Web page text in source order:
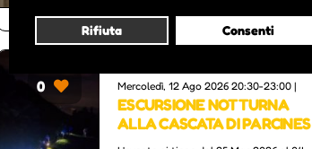
Rifiuta Consenti
0 Mercoledì, 12 Ago 2026 20:30-23:00 |
ESCURSIONE NOTTURNA
ALLA CASCATA DI PARCINES